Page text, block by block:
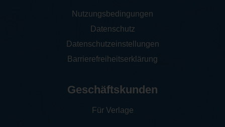
Nutzungsbedingungen
Datenschutz
Datenschutzeinstellungen
Barrierefreiheitserklärung
Geschäftskunden
Für Verlage